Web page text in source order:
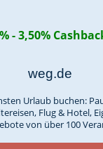
- 3,50%
weg.de
Urlaub buchen:
Flug & Hotel,
von über 100